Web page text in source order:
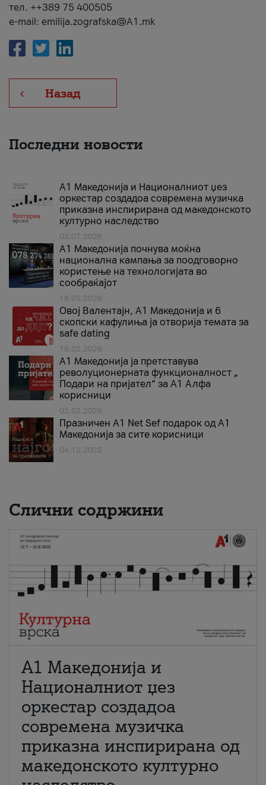
тел. ++389 75 400505
e-mail: emilija.zografska@A1.mk
Назад
Последни новости
А1 Македонија и Националниот џез
оркестар создадоа современа музичка
приказна инспирирана од македонското
културно наследство
03.07.2026
A1 Македонија почнува моќна
национална кампања за поодговорно
користење на технологијата во
сообраќајот
18.05.2026
Овој Валентајн, A1 Македонија и 6
скопски кафулиња ја отворија темата за
safe dating
16.02.2026
А1 Македонија ја претставува
револуционерната функционалност „
Подари на пријател“ за А1 Алфа
корисници
02.02.2026
Празничен A1 Net Sеf подарок од А1
Македонија за сите корисници
04.12.2025
Слични содржини
А1 Македонија и
Националниот џез
оркестар создадоа
современа музичка
приказна инспирирана од
македонското културно